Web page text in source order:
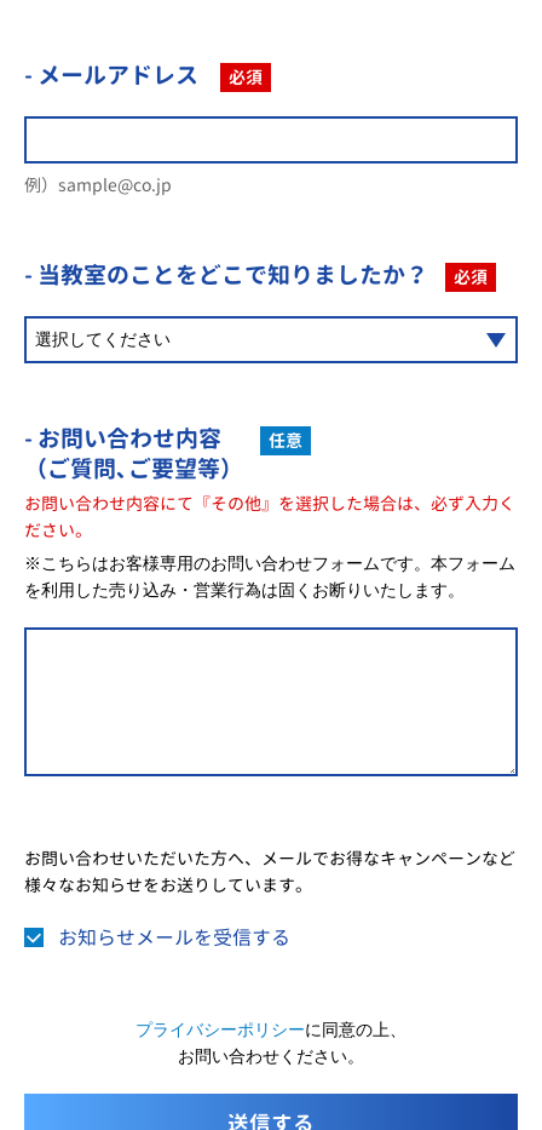
- メールアドレス 必須
例）sample@co.jp
- 当教室のことをどこで知りましたか？ 必須
- お問い合わせ内容
（ご質問､ご要望等）
任意
お問い合わせ内容にて『その他』を選択した場合は、必ず入力く
ださい。
※こちらはお客様専用のお問い合わせフォームです。本フォーム
を利用した売り込み・営業行為は固くお断りいたします。
お問い合わせいただいた方へ、メールでお得なキャンペーンなど
様々なお知らせをお送りしています。
お知らせメールを受信する
プライバシーポリシーに同意の上、
お問い合わせください。